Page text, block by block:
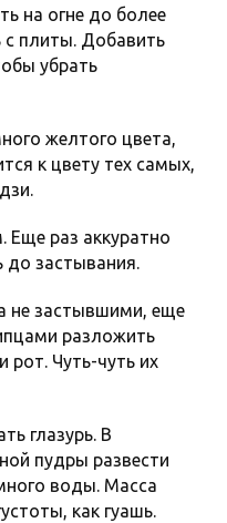
на огне до более
с плиты. Добавить
убрать
желтого цвета,
к цвету тех самых,
Еще раз аккуратно
до застывания.
не застывшими, еще
разложить
рот. Чуть-чуть их
глазурь. В
пудры развести
воды. Масса
как гуашь.